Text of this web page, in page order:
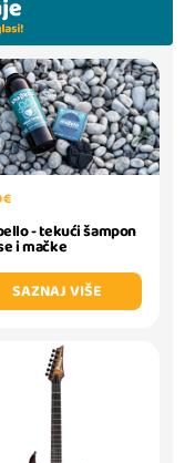
€
- tekući šampon
i mačke
SAZNAJ VIŠE